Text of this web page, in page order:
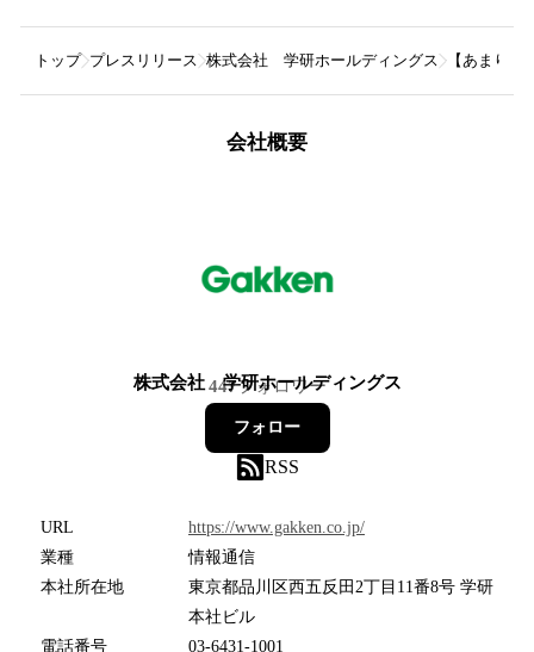
トップ プレスリリース 株式会社 学研ホールディングス 【あまり
会社概要
株式会社 学研ホールディングス
447フォロワー
フォロー
RSS
URL
https://www.gakken.co.jp/
業種
情報通信
本社所在地
東京都品川区西五反田2丁目11番8号 学研
本社ビル
電話番号
03-6431-1001